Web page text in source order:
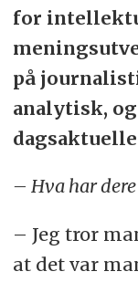
for
på
analytisk,
– Hva har
– Jeg tror
at det var